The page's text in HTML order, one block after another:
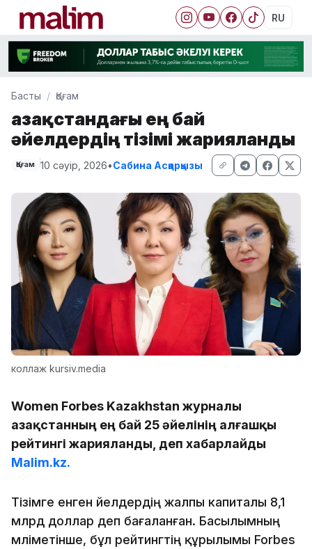
RU
Басты Қоғам
Қазақстандағы ең бай
әйелдердің тізімі жарияланды
Қоғам 10 сәуір, 2026•Сабина Асқарқызы
коллаж kursiv.media
Women Forbes Kazakhstan журналы
Қазақстанның ең бай 25 әйелінің алғашқы
рейтингі жарияланды, деп хабарлайды
Malim.kz.
Тізімге енген әйелдердің жалпы капиталы 8,1
млрд доллар деп бағаланған. Басылымның
мәліметінше, бұл рейтингтің құрылымы Forbes